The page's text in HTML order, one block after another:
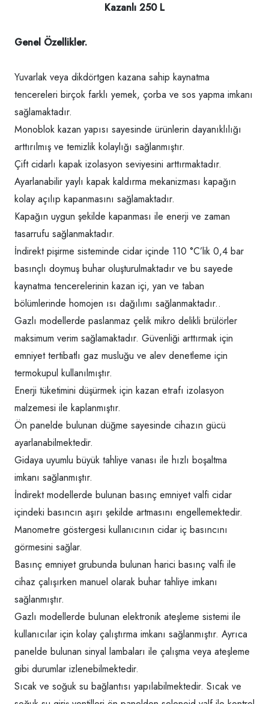
Kazanlı 250 L
Genel Özellikler.
Yuvarlak veya dikdörtgen kazana sahip kaynatma
tencereleri birçok farklı yemek, çorba ve sos yapma imkanı
sağlamaktadır.
Monoblok kazan yapısı sayesinde ürünlerin dayanıklılığı
arttırılmış ve temizlik kolaylığı sağlanmıştır.
Çift cidarlı kapak izolasyon seviyesini arttırmaktadır.
Ayarlanabilir yaylı kapak kaldırma mekanizması kapağın
kolay açılıp kapanmasını sağlamaktadır.
Kapağın uygun şekilde kapanması ile enerji ve zaman
tasarrufu sağlanmaktadır.
İndirekt pişirme sisteminde cidar içinde 110 °C’lik 0,4 bar
basınçlı doymuş buhar oluşturulmaktadır ve bu sayede
kaynatma tencerelerinin kazan içi, yan ve taban
bölümlerinde homojen ısı dağılımı sağlanmaktadır..
Gazlı modellerde paslanmaz çelik mikro delikli brülörler
maksimum verim sağlamaktadır. Güvenliği arttırmak için
emniyet tertibatlı gaz musluğu ve alev denetleme için
termokupul kullanılmıştır.
Enerji tüketimini düşürmek için kazan etrafı izolasyon
malzemesi ile kaplanmıştır.
Ön panelde bulunan düğme sayesinde cihazın gücü
ayarlanabilmektedir.
Gidaya uyumlu büyük tahliye vanası ile hızlı boşaltma
imkanı sağlanmıştır.
İndirekt modellerde bulunan basınç emniyet valfi cidar
içindeki basıncın aşırı şekilde artmasını engellemektedir.
Manometre göstergesi kullanıcının cidar iç basıncını
görmesini sağlar.
Basınç emniyet grubunda bulunan harici basınç valfi ile
cihaz çalışırken manuel olarak buhar tahliye imkanı
sağlanmıştır.
Gazlı modellerde bulunan elektronik ateşleme sistemi ile
kullanıcılar için kolay çalıştırma imkanı sağlanmıştır. Ayrıca
panelde bulunan sinyal lambaları ile çalışma veya ateşleme
gibi durumlar izlenebilmektedir.
Sıcak ve soğuk su bağlantısı yapılabilmektedir. Sıcak ve